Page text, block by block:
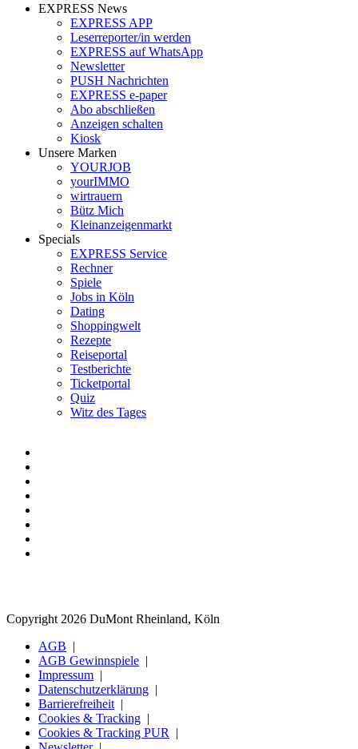
EXPRESS News
EXPRESS APP
Leserreporter/in werden
EXPRESS auf WhatsApp
Newsletter
PUSH Nachrichten
EXPRESS e-paper
Abo abschließen
Anzeigen schalten
Kiosk
Unsere Marken
YOURJOB
yourIMMO
wirtrauern
Bütz Mich
Kleinanzeigenmarkt
Specials
EXPRESS Service
Rechner
Spiele
Jobs in Köln
Dating
Shoppingwelt
Rezepte
Reiseportal
Testberichte
Ticketportal
Quiz
Witz des Tages
Copyright 2026 DuMont Rheinland, Köln
AGB
AGB Gewinnspiele
Impressum
Datenschutzerklärung
Barrierefreiheit
Cookies & Tracking
Cookies & Tracking PUR